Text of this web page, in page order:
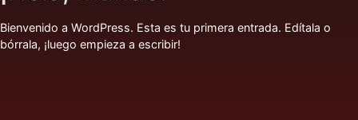
Bienvenido a WordPress. Esta es tu primera entrada. Edítala o
bórrala, ¡luego empieza a escribir!